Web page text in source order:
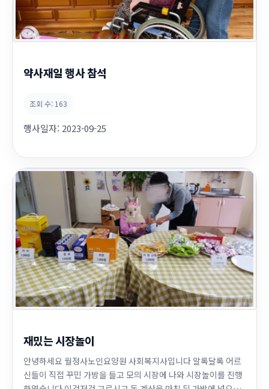
약사재일 행사 참석
조회 수: 163
행사일자: 2023-09-25
재밌는 시장놀이
안녕하세요 월정사노인요양원 사회복지사입니다 알록달록 어르
신들이 직접 꾸민 가방을 들고 모의 시장에 나와 시장놀이를 진행